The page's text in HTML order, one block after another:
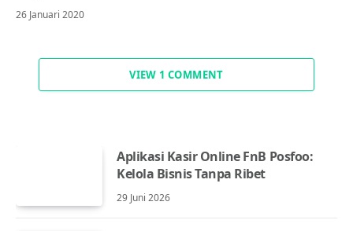
26 Januari 2020
VIEW 1 COMMENT
Aplikasi Kasir Online FnB Posfoo:
Kelola Bisnis Tanpa Ribet
29 Juni 2026